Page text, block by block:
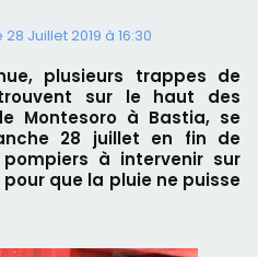
Juillet 2019 à 16:30
plusieurs trappes de
sur le haut des
Montesoro à Bastia, se
28 juillet en fin de
à intervenir sur
que la pluie ne puisse